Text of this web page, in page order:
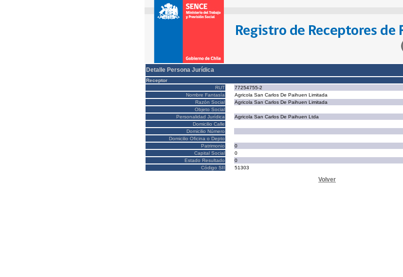
Detalle Persona Jurídica
Receptor
RUT
77254755-2
Nombre Fantasía
Agricola San Carlos De Paihuen Limitada
Razón Social
Agricola San Carlos De Paihuen Limitada
Objeto Social
Personalidad Jurídica
Agricola San Carlos De Paihuen Ltda
Domicilio Calle
Domicilio Número
Domicilio Oficina o Depto
Patrimonio
0
Capital Social
0
Estado Resultado
0
Código SII
51303
Volver